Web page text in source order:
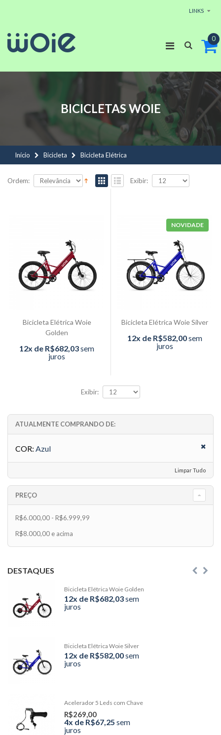
LINKS
0
BICICLETASWOIE
Início Bicicleta Bicicleta Elétrica
Ordem: Exibir:
Bicicleta Elétrica Woie
Golden
12x de R$682,03sem
juros
NOVIDADE
Bicicleta Elétrica Woie Silver
12x de R$582,00sem
juros
Exibir:
ATUALMENTE COMPRANDO DE:
COR: Azul
Limpar Tudo
PREÇO
R$6.000,00 - R$6.999,99
R$8.000,00 e acima
DESTAQUES
Bicicleta Elétrica Woie Golden
12x de R$682,03sem
juros
Bicicleta Elétrica Woie Silver
12x de R$582,00sem
juros
Acelerador 5 Leds com Chave
R$269,00
4x de R$67,25 sem
juros